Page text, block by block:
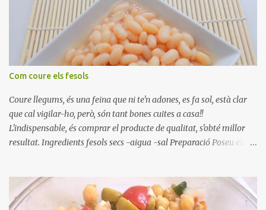
Com coure els fesols
Coure llegums, és una feina que ni te'n adones, es fa sol, està clar
que cal vigilar-ho, però, són tant bones cuites a casa!!
L'indispensable, és comprar el producte de qualitat, s'obté millor
resultat. Ingredients fesols secs -aigua -sal Preparació Poseu els
quan arrenca el bull, canvieu l'aigua bullint, per aigua freda,
repetiu dues o tres vegades, abaixeu el foc i atureu la ebullició, dues